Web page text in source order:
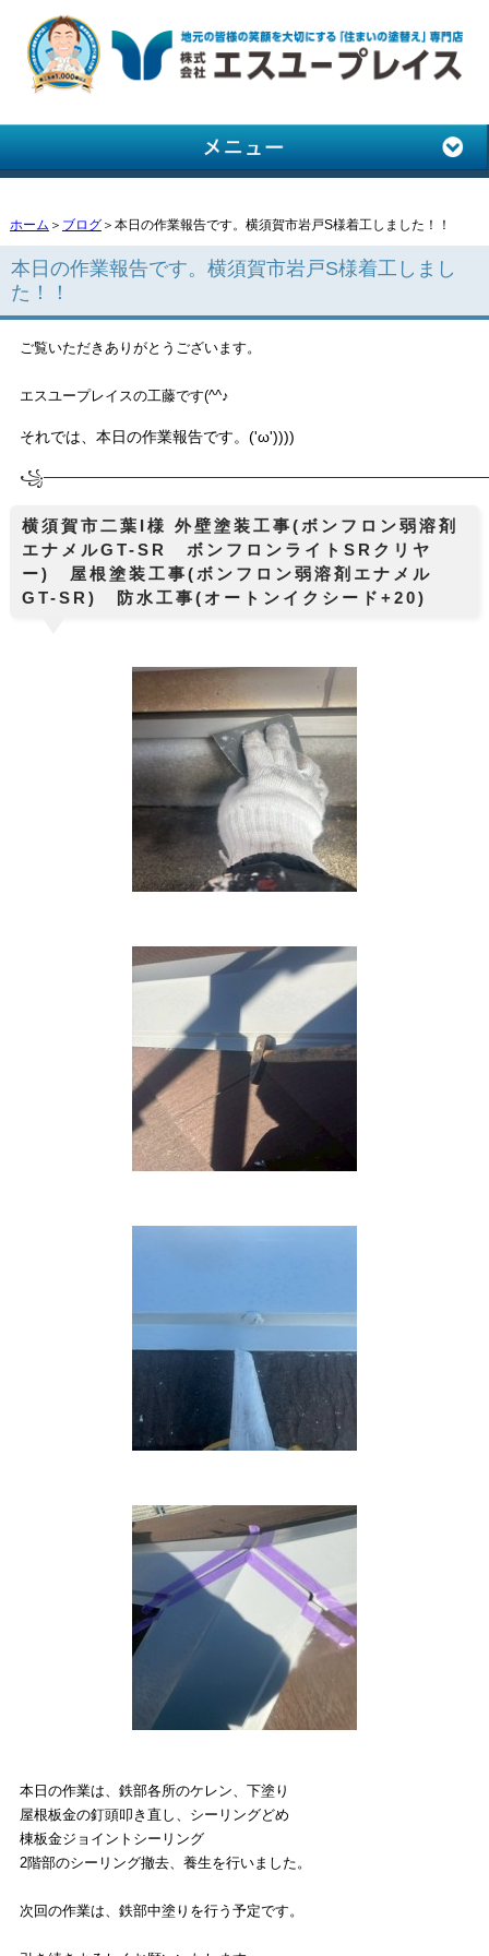
ホーム ＞ ブログ＞本日の作業報告です。横須賀市岩戸S様着工しました！！
本日の作業報告です。横須賀市岩戸S様着工しまし
た！！
ご覧いただきありがとうございます。
エスユープレイスの工藤です(^^♪
それでは、本日の作業報告です。('ω'))))
꧁────────────
横須賀市二葉I様 外壁塗装工事(ボンフロン弱溶剤
エナメルGT-SR ボンフロンライトSRクリヤ
ー) 屋根塗装工事(ボンフロン弱溶剤エナメル
GT-SR) 防水工事(オートンイクシード+20)
本日の作業は、 鉄部各所のケレン、下塗り
屋根板金の釘頭叩き直し、シーリングどめ
棟板金ジョイントシーリング
2階部のシーリング撤去、養生を行いました。
次回の作業は、鉄部中塗り を行う予定です。